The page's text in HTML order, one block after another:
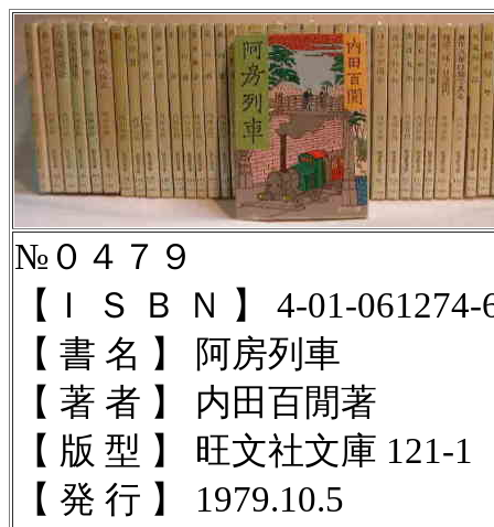
№０４７９
【Ｉ Ｓ Ｂ Ｎ 】
4-01-061274-
【 書 名 】 阿房列車
【 著 者 】 内田百閒著
【 版 型 】 旺文社文庫 121-1
【 発 行 】 1979.10.5